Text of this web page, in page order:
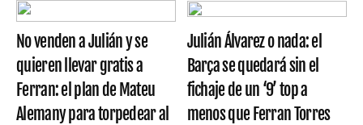
No venden a Julián y se
quieren llevar gratis a
Ferran: el plan de Mateu
Alemany para torpedear al
Julián Álvarez o nada: el
Barça se quedará sin el
fichaje de un ‘9’ top a
menos que Ferran Torres